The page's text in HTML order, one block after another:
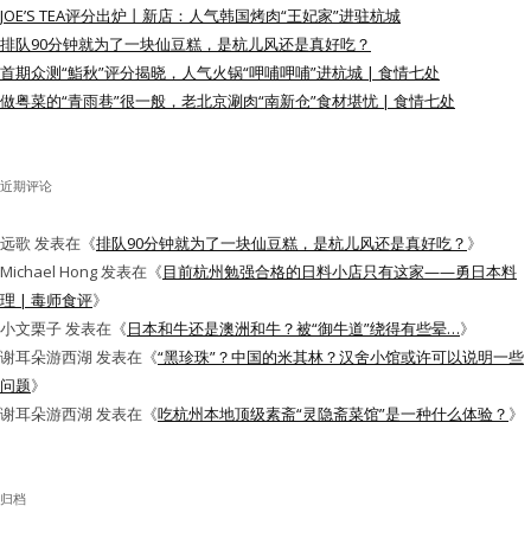
水区
公会活动
私家厨房
JOE’S TEA评分出炉丨新店：人气韩国烤肉“王妃家”进驻杭城
排队90分钟就为了一块仙豆糕，是杭儿风还是真好吃？
首期众测“鮨秋”评分揭晓，人气火锅“呷哺呷哺”进杭城 | 食情七处
做粤菜的“青雨巷”很一般，老北京涮肉“南新仓”食材堪忧 | 食情七处
近期评论
远歌 发表在《排队90分钟就为了一块仙豆糕，是杭儿风还是真好吃？ 》
Michael Hong发表在《目前杭州勉强合格的日料小店只有这家——勇日本料
理 | 毒师食评》
小文栗子发表在《日本和牛还是澳洲和牛？被“御牛道”绕得有些晕…》
谢耳朵游西湖 发表在《“黑珍珠”？中国的米其林？汉舍小馆或许可以说明一些
问题》
谢耳朵游西湖 发表在《吃杭州本地顶级素斋“灵隐斋菜馆”是一种什么体验？ 》
归档